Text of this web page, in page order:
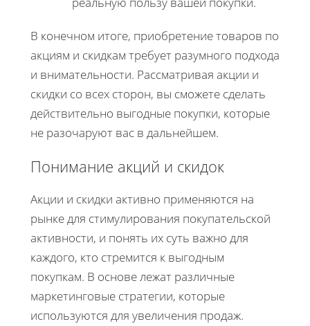
В конечном итоге, приобретение товаров по
акциям и скидкам требует разумного подхода
и внимательности. Рассматривая акции и
скидки со всех сторон, вы сможете сделать
действительно выгодные покупки, которые
не разочаруют вас в дальнейшем.
Понимание акций и скидок
Акции и скидки активно применяются на
рынке для стимулирования покупательской
активности, и понять их суть важно для
каждого, кто стремится к выгодным
покупкам. В основе лежат различные
маркетинговые стратегии, которые
используются для увеличения продаж.